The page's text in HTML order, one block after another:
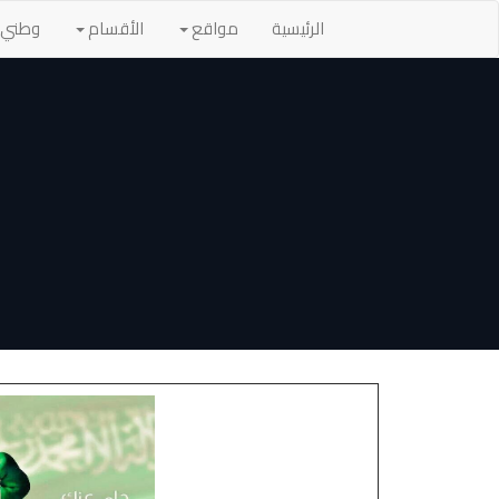
الرئيسية مواقع الأقسام وطني